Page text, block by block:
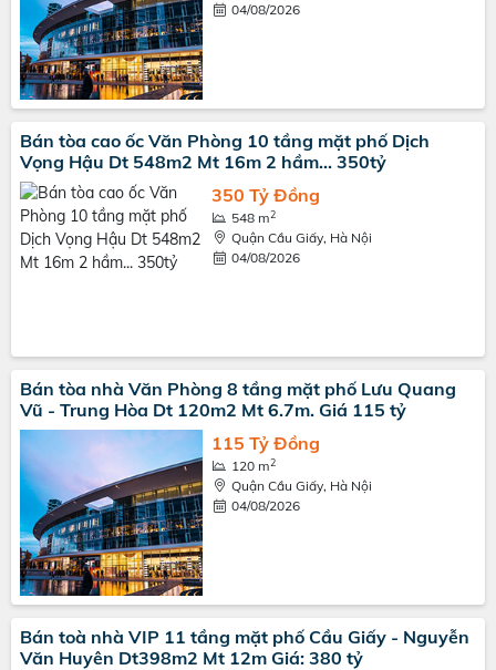
04/08/2026
Bán tòa cao ốc Văn Phòng 10 tầng mặt phố Dịch
Vọng Hậu Dt 548m2 Mt 16m 2 hầm... 350tỷ
350 Tỷ Đồng
548 m2
Quận Cầu Giấy, Hà Nội
04/08/2026
Bán tòa nhà Văn Phòng 8 tầng mặt phố Lưu Quang
Vũ - Trung Hòa Dt 120m2 Mt 6.7m. Giá 115 tỷ
115 Tỷ Đồng
120 m2
Quận Cầu Giấy, Hà Nội
04/08/2026
Bán toà nhà VIP 11 tầng mặt phố Cầu Giấy - Nguyễn
Văn Huyên Dt398m2 Mt 12m Giá: 380 tỷ